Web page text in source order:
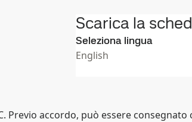
Scarica la
Seleziona lingua
English
Previo accordo, può essere